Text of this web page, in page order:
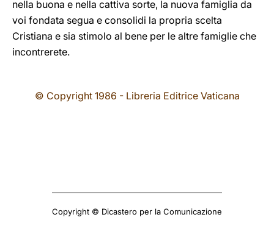
nella buona e nella cattiva sorte, la nuova famiglia da
voi fondata segua e consolidi la propria scelta
Cristiana e sia stimolo al bene per le altre famiglie che
incontrerete.
© Copyright 1986 - Libreria Editrice Vaticana
Copyright © Dicastero per la Comunicazione